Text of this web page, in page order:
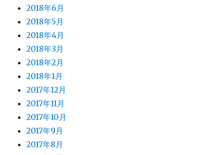
2018年6月
2018年5月
2018年4月
2018年3月
2018年2月
2018年1月
2017年12月
2017年11月
2017年10月
2017年9月
2017年8月